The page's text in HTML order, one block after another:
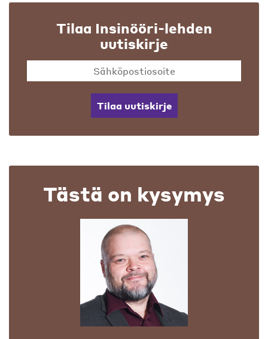
Tilaa Insinööri-lehden
uutiskirje
Tilaa uutiskirje
Tästä on kysymys